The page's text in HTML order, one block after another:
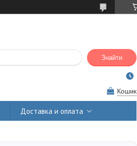
Знайти
Кошик
Доставка и оплата